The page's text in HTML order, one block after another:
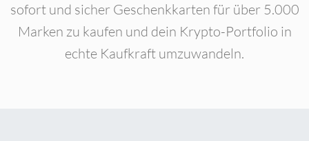
sofort und sicher Geschenkkarten für über 5.000
Marken zu kaufen und dein Krypto-Portfolio in
echte Kaufkraft umzuwandeln.